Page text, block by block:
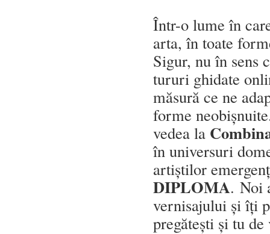
Într-o lume în
arta, în toate
Sigur, nu în sens
tururi ghidate
măsură ce ne
forme
vedea la
în universuri
artiștilor
DIPLOMA. Noi
vernisajului și îți
pregătești și tu